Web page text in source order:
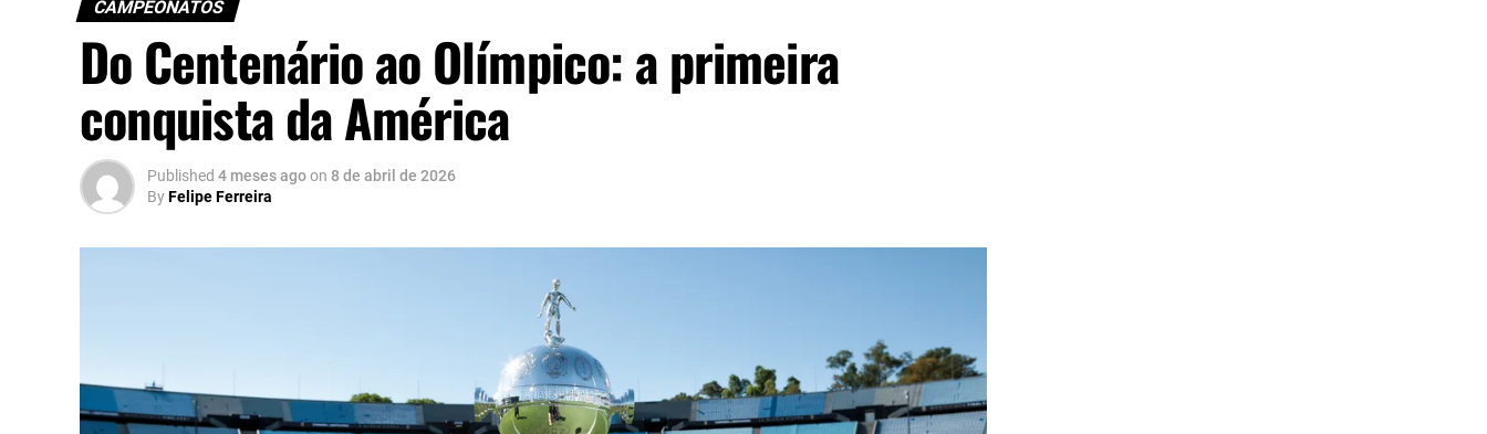
CAMPEONATOS
Do Centenário ao Olímpico: a primeira
conquista da América
Published 4 meses agoon 8 de abril de 2026
ByFelipe Ferreira